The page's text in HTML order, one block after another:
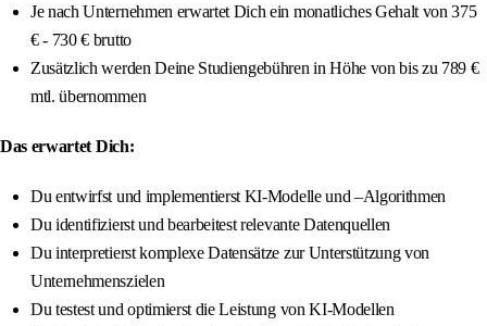
Je nach Unternehmen erwartet Dich ein monatliches Gehalt von 375
€ - 730 € brutto
Zusätzlich werden Deine Studiengebühren in Höhe von bis zu 789 €
mtl. übernommen
Das erwartet Dich:
Du entwirfst und implementierst KI-Modelle und –Algorithmen
Du identifizierst und bearbeitest relevante Datenquellen
Du interpretierst komplexe Datensätze zur Unterstützung von
Unternehmenszielen
Du testest und optimierst die Leistung von KI-Modellen